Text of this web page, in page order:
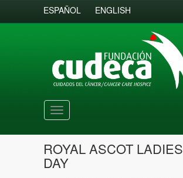
ESPAÑOL ENGLISH
Toggle
navigation
ROYAL ASCOT LADIES
DAY